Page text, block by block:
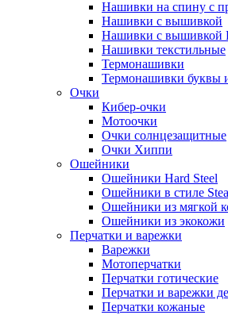
Нашивки на спину с
Нашивки с вышивкой
Нашивки с вышивкой
Нашивки текстильные
Термонашивки
Термонашивки буквы
Очки
Кибер-очки
Мотоочки
Очки солнцезащитные
Очки Хиппи
Ошейники
Ошейники Hard Steel
Ошейники в стиле
Ошейники из мягкой
Ошейники из экокожи
Перчатки и варежки
Варежки
Мотоперчатки
Перчатки готические
Перчатки и варежки
Перчатки кожаные